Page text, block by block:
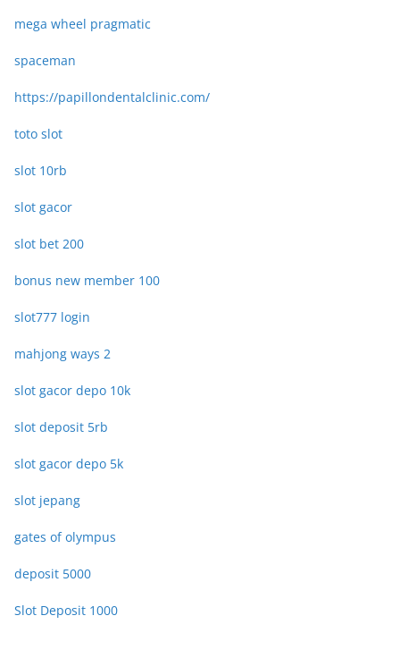
mega wheel pragmatic
spaceman
https://papillondentalclinic.com/
toto slot
slot 10rb
slot gacor
slot bet 200
bonus new member 100
slot777 login
mahjong ways 2
slot gacor depo 10k
slot deposit 5rb
slot gacor depo 5k
slot jepang
gates of olympus
deposit 5000
Slot Deposit 1000